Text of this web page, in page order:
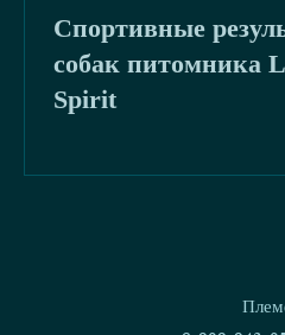
Спортивные
собак питомника
Spirit